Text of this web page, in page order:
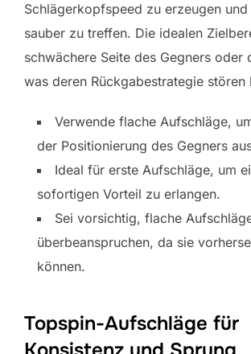
Schlägerkopfspeed zu erzeugen und
sauber zu treffen. Die idealen
schwächere Seite des Gegners oder
was deren Rückgabestrategie stören
Verwende flache Aufschläge,
der Positionierung des Gegners
Ideal für erste Aufschläge, um
sofortigen Vorteil zu erlangen.
Sei vorsichtig, flache
überbeanspruchen, da sie
können.
Topspin-Aufschläge für